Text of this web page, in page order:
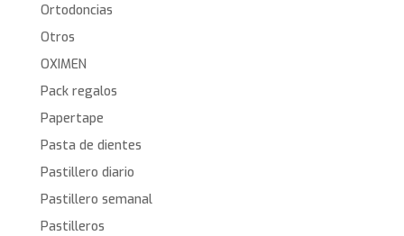
Ortodoncias
Otros
OXIMEN
Pack regalos
Papertape
Pasta de dientes
Pastillero diario
Pastillero semanal
Pastilleros